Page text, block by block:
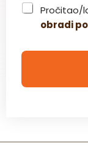
C
h
k
b
*
Pročitao/
obradi